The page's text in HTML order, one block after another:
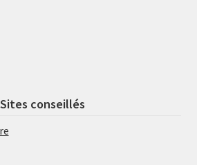
Sites conseillés